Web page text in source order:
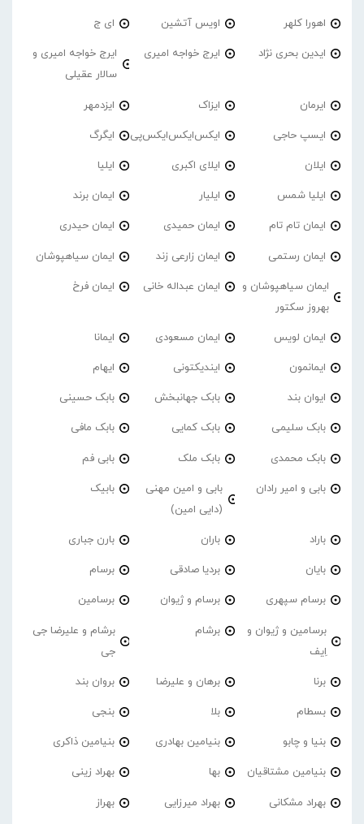
اهورا کلهر اویس آتشین ای ج
ایدین بحری نژاد ایرج خواجه امیری
ایرج خواجه امیری و
سالار عقیلی
ایرمان ایزاک ایزدمهر
ایسپ حاجی ایکس‌ایکس‌ایکس‌پی ایگرگ
ایلان ایلای اکبری ایلیا
ایلیا شمس ایلیار ایمان برند
ایمان تام تام ایمان حمیدی ایمان حیدری
ایمان رستمی ایمان زارعی زند ایمان سیاهپوشان
ایمان سیاهپوشان و
بهروز سکتور
ایمان عبداله خانی ایمان فرخ
ایمان لویس ایمان مسعودی ایمانا
ایمانمون ایندیکتونی ایهام
ایوان بند بابک جهانبخش بابک حسینی
بابک سلیمی بابک کمایی بابک مافی
بابک محمدی بابک ملک بابی فم
بابی و امیر رادان
بابی و امین مهنی
(دایی امین)
بابیک
باراد باران بارن جباری
بایان بردیا صادقی برسام
برسام سپهری برسام و ژیوان برسامین
برسامین و ژیوان و
اِیف
برشام
برشام و علیرضا جی
جی
برنا برهان و علیرضا بروان بند
بسطام بلا بنجی
بنیا و چابو بنیامین بهادری بنیامین ذاکری
بنیامین مشتاقیان بها بهراد زینی
بهراد مشکانی بهراد میرزایی بهراز